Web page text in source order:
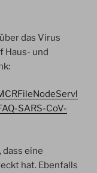
das Virus
Haus- und
SARS-CoV-
dass eine
hat. Ebenfalls